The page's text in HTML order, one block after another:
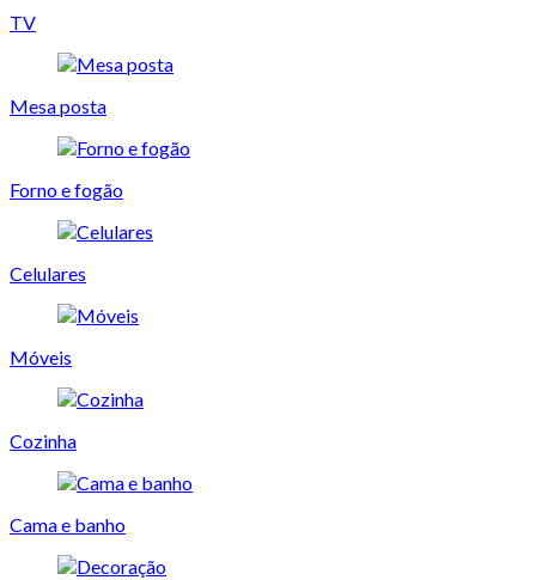
TV
Mesa posta
Forno e fogão
Celulares
Móveis
Cozinha
Cama e banho